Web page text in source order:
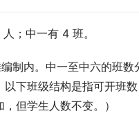
；中一有 4 班。
制内。中一至中六的班数
以下班级结构是指可开班
但学生人数不变。）